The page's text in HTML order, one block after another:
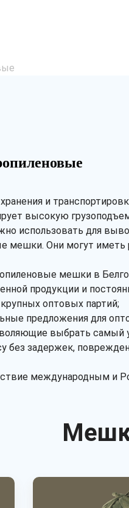
и
высокую
использовать для
мешки. Они могут
мешки в
продукции и
оптовых партий;
предложения для
выбрать самый
без задержек,
международным и